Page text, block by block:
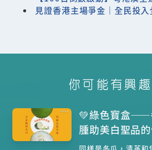
見證香港主場爭金｜全民投
你可能有興趣
💚綠色寶盒——
腫助美白聖品